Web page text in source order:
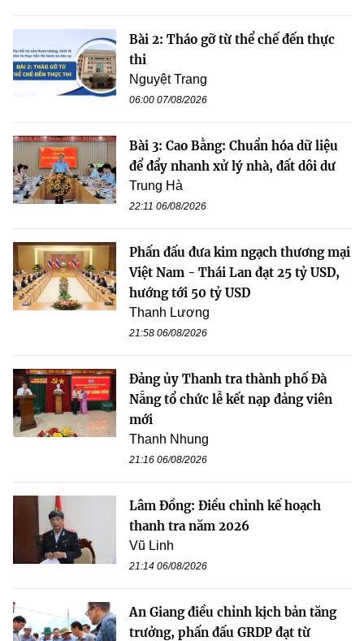
Bài 2: Tháo gỡ từ thể chế đến thực
thi
Nguyệt Trang
06:00 07/08/2026
Bài 3: Cao Bằng: Chuẩn hóa dữ liệu
để đẩy nhanh xử lý nhà, đất dôi dư
Trung Hà
22:11 06/08/2026
Phấn đấu đưa kim ngạch thương mại
Việt Nam - Thái Lan đạt 25 tỷ USD,
hướng tới 50 tỷ USD
Thanh Lương
21:58 06/08/2026
Đảng ủy Thanh tra thành phố Đà
Nẵng tổ chức lễ kết nạp đảng viên
mới
Thanh Nhung
21:16 06/08/2026
Lâm Đồng: Điều chỉnh kế hoạch
thanh tra năm 2026
Vũ Linh
21:14 06/08/2026
An Giang điều chỉnh kịch bản tăng
trưởng, phấn đấu GRDP đạt từ